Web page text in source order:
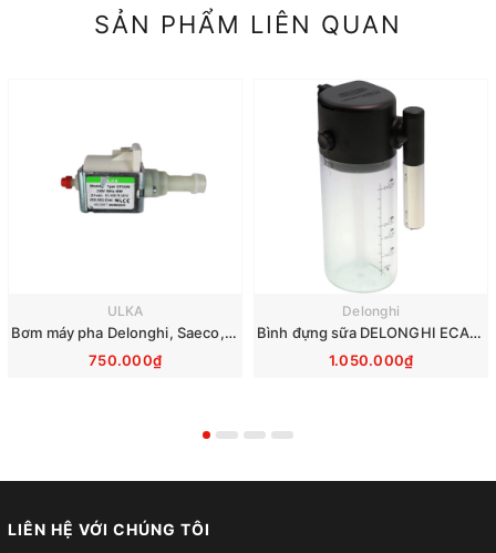
SẢN PHẨM LIÊN QUAN
ULKA
Bơm máy pha Delonghi, Saeco, Philips, Krups, Miele - Ulka EP5GW 48W 230V
750.000₫
Delonghi
Bình đựng sữa DELONGHI ECAM290 EVO 7313268961
1.050.000₫
LIÊN HỆ VỚI CHÚNG TÔI